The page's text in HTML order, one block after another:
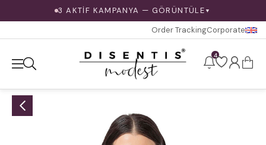
3 AKTİF KAMPANYA — GÖRÜNTÜLE ▼
Order TrackingCorporate
4